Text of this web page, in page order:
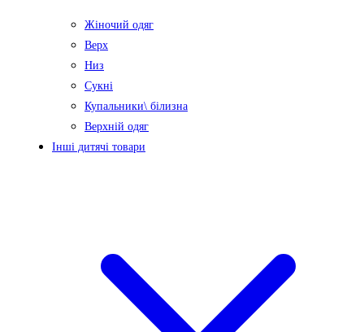
Жіночий одяг
Верх
Низ
Сукні
Купальники\ білизна
Верхній одяг
Інші дитячі товари